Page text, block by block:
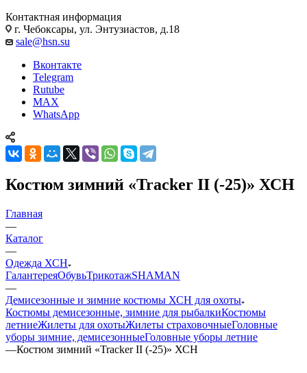
Контактная информация
г. Чебоксары, ул. Энтузиастов, д.18
sale@hsn.su
Вконтакте
Telegram
Rutube
MAX
WhatsApp
Костюм зимний «Tracker II (-25)» ХСН
Главная
—
Каталог
—
Одежда ХСН
ГалантереяОбувьТрикотажSHAMAN
—
Демисезонные и зимние костюмы ХСН для охоты
Костюмы демисезонные, зимние для рыбалкиКостюмы
летниеЖилеты для охотыЖилеты страховочныеГоловные
уборы зимние, демисезонныеГоловные уборы летние
—Костюм зимний «Tracker II (-25)» ХСН